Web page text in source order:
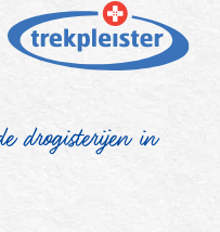
drogisterijen in